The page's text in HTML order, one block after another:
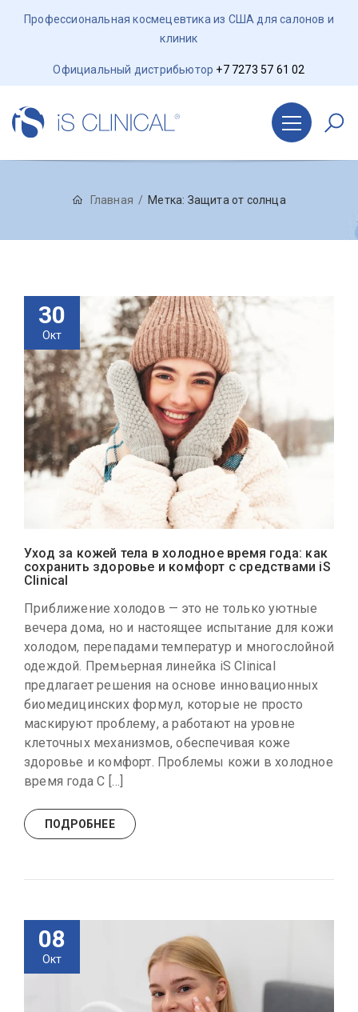
Профессиональная космецевтика из США для салонов и
клиник
Официальный дистрибьютор +7 7273 57 61 02
Главная Метка: Защита от солнца
30
Окт
Уход за кожей тела в холодное время года: как
сохранить здоровье и комфорт с средствами iS
Clinical
Приближение холодов — это не только уютные
вечера дома, но и настоящее испытание для кожи
холодом, перепадами температур и многослойной
одеждой. Премьерная линейка iS Clinical
предлагает решения на основе инновационных
биомедицинских формул, которые не просто
маскируют проблему, а работают на уровне
клеточных механизмов, обеспечивая коже
здоровье и комфорт. Проблемы кожи в холодное
время года С […]
ПОДРОБНЕЕ
08
Окт